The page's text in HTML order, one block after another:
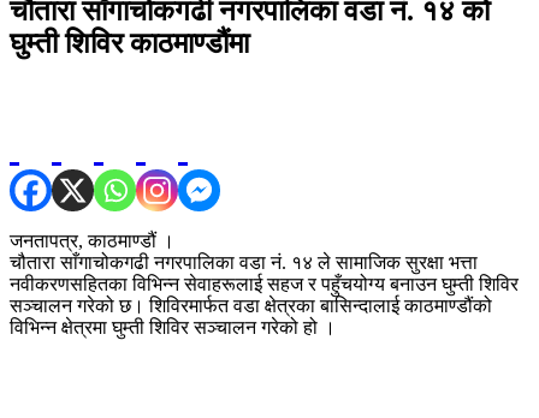
चौतारा साँगाचोकगढी नगरपालिका वडा नं. १४ को
घुम्ती शिविर काठमाण्डौंमा
जनतापत्र, काठमाण्डौं ।
चौतारा साँगाचोकगढी नगरपालिका वडा नं. १४ ले सामाजिक सुरक्षा भत्ता
नवीकरणसहितका विभिन्न सेवाहरूलाई सहज र पहुँचयोग्य बनाउन घुम्ती शिविर
सञ्चालन गरेको छ। शिविरमार्फत वडा क्षेत्रका बासिन्दालाई काठमाण्डौंको
विभिन्न क्षेत्रमा घुम्ती शिविर सञ्चालन गरेको हो ।